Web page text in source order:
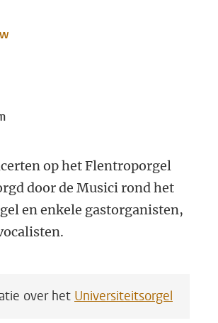
op het Flentroporgel
door de Musici rond het
en enkele gastorganisten,
over het Universiteitsorgel